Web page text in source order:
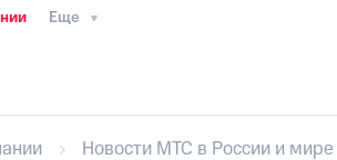
Еще
ИнтервьюФинансовая
Новости МТС в России и мире